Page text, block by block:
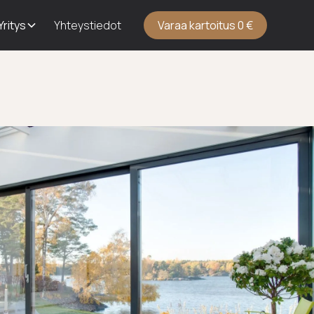
Yhteystiedot Varaa kartoitus 0 €